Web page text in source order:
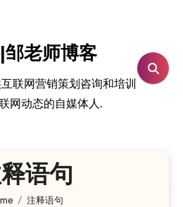
邹老师博客
联网营销策划咨询和培训
网动态的自媒体人.
语句
注释语句